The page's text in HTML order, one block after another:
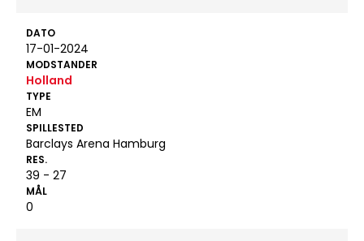
DATO
17-01-2024
MODSTANDER
Holland
TYPE
EM
SPILLESTED
Barclays Arena Hamburg
RES.
39 - 27
MÅL
0